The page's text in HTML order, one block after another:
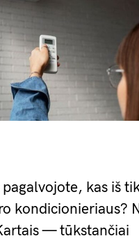
kas iš
kondicionieriaus?
— tūkstančiai